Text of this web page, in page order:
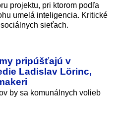
projektu, pri ktorom podľa
umelá inteligencia. Kritické
sieťach.
pripúšťajú v
Ladislav Lörinc,
by sa komunálnych volieb